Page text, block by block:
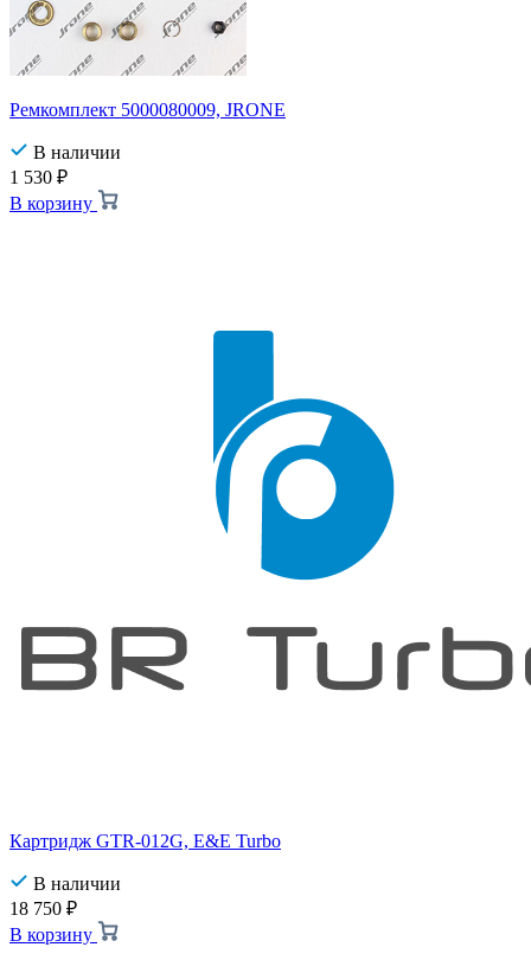
Ремкомплект 5000080009, JRONE
В наличии
1 530 ₽
В корзину
Картридж GTR-012G, E&E Turbo
В наличии
18 750 ₽
В корзину